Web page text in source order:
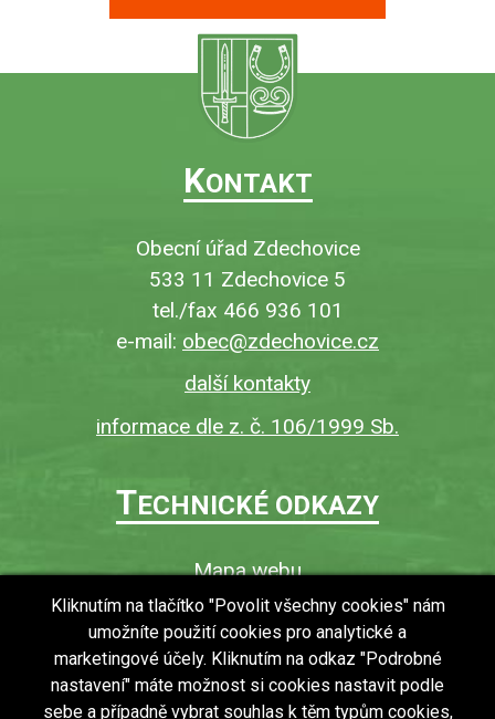
KONTAKT
Obecní úřad Zdechovice
533 11 Zdechovice 5
tel./fax 466 936 101
e-mail: obec@zdechovice.cz
další kontakty
informace dle z. č. 106/1999 Sb.
TECHNICKÉ ODKAZY
Mapa webu
O webu
Povinně zveřejňované informace
Ochrana osobních údajů (GDPR)
Vyhledávání
Kliknutím na tlačítko "Povolit všechny cookies" nám
umožníte použití cookies pro analytické a
marketingové účely. Kliknutím na odkaz "Podrobné
nastavení" máte možnost si cookies nastavit podle
sebe a případně vybrat souhlas k těm typům cookies,